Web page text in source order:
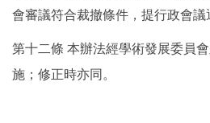
會審議符合裁撤條件，提行政會議
第十二條 本辦法經學術發展委員
施；修正時亦同。